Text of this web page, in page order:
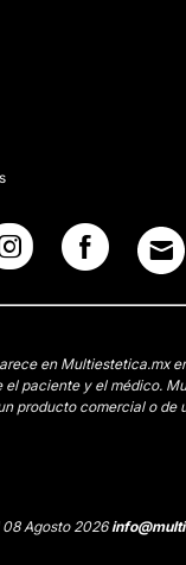
en Multiestetica.mx
el paciente y el médico.
producto comercial o de
Agosto 2026